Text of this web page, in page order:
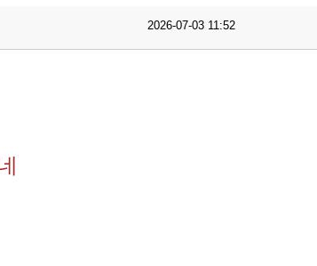
2026-07-03 11:52